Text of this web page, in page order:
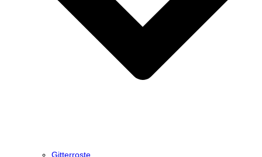
Gitterroste